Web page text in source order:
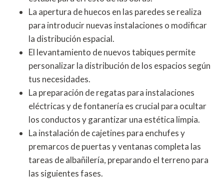
La apertura de huecos en las paredes se realiza
para introducir nuevas instalaciones o modificar
la distribución espacial.
El levantamiento de nuevos tabiques permite
personalizar la distribución de los espacios según
tus necesidades.
La preparación de regatas para instalaciones
eléctricas y de fontanería es crucial para ocultar
los conductos y garantizar una estética limpia.
La instalación de cajetines para enchufes y
premarcos de puertas y ventanas completa las
tareas de albañilería, preparando el terreno para
las siguientes fases.